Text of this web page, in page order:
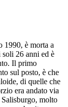
1990, è morta a
soli 26 anni ed è
Il primo
sul posto, è che
di quelle che
era andato via
molto